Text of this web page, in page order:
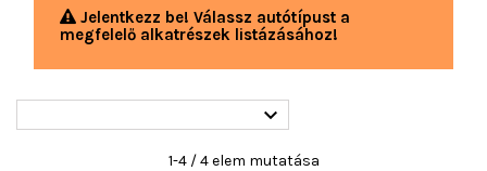
Jelentkezz be! Válassz autótípust a
megfelelő alkatrészek listázásához!

1-4 / 4 elem mutatása